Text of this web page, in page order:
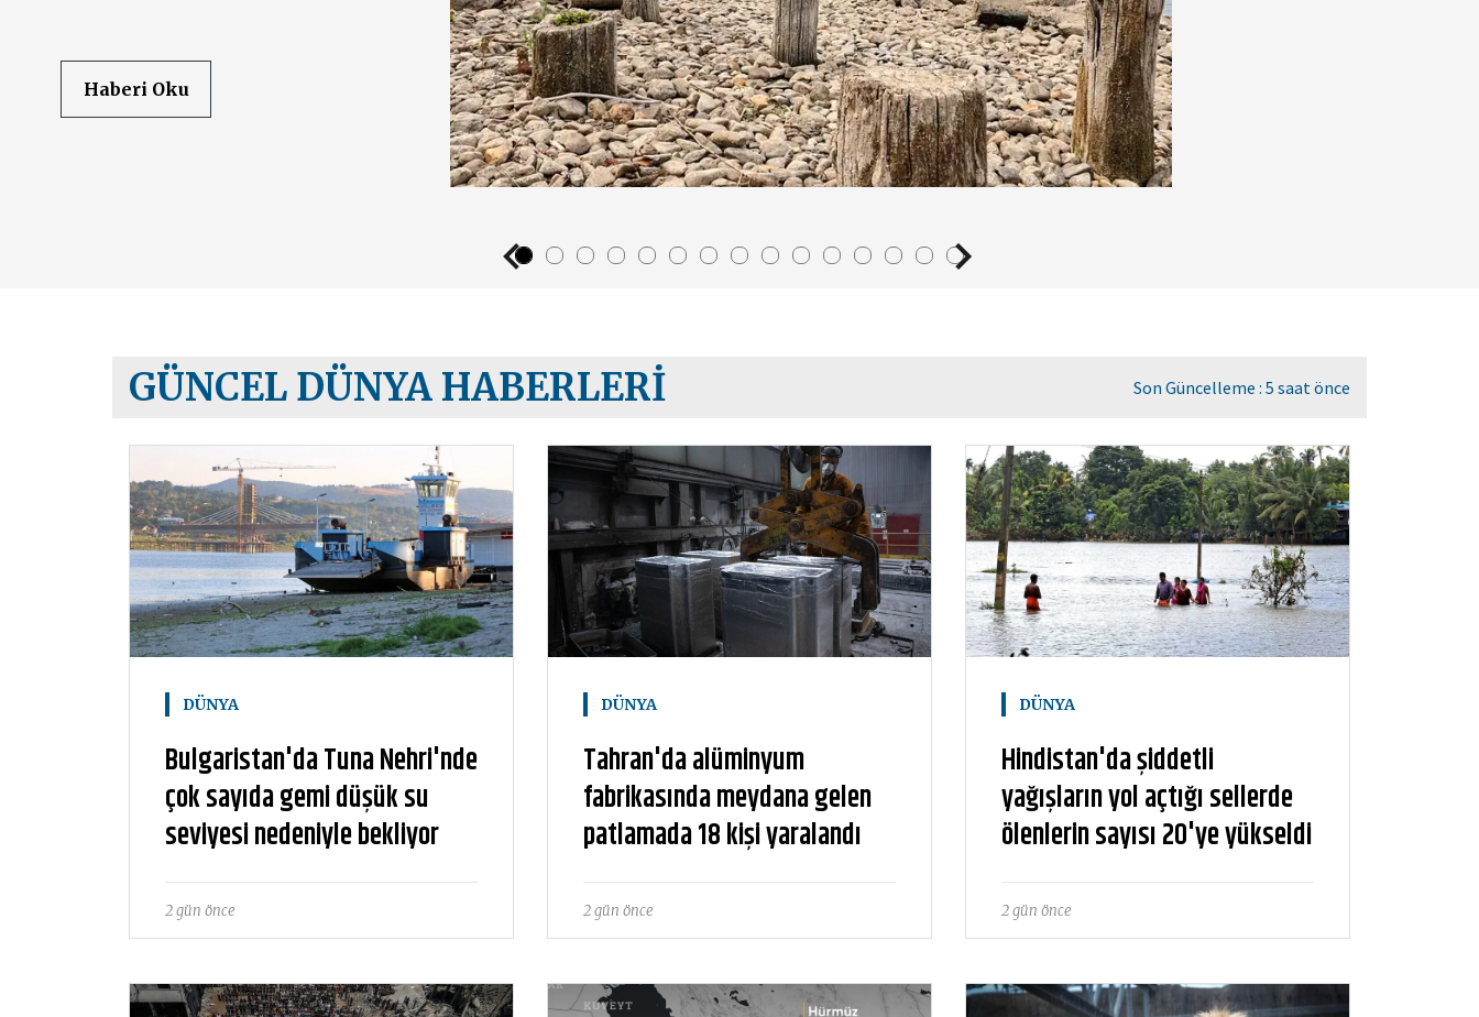
Haberi Oku
GÜNCEL DÜNYA HABERLERI Son Güncelleme : 5 saat önce
DÜNYA
Bulgaristan'da Tuna Nehri'nde
çok sayıda gemi düşük su
seviyesi nedeniyle bekliyor
2 gün önce
DÜNYA
Tahran'da alüminyum
fabrikasında meydana gelen
patlamada 18 kişi yaralandı
2 gün önce
DÜNYA
Hindistan'da şiddetli
yağışların yol açtığı sellerde
ölenlerin sayısı 20'ye yükseldi
2 gün önce